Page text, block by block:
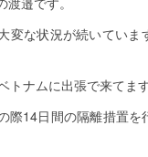
変な状況が続いていま
トナムに出張で来てます
際14日間の隔離措置を